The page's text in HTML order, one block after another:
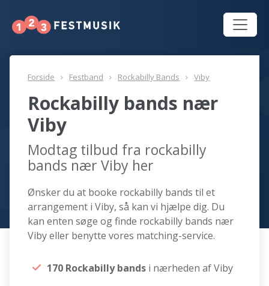
Forside Festband Rockabilly Bands Viby
Rockabilly bands nær
Viby
Modtag tilbud fra rockabilly
bands nær Viby her
Ønsker du at booke rockabilly bands til et
arrangement i Viby, så kan vi hjælpe dig. Du
kan enten søge og finde rockabilly bands nær
Viby eller benytte vores matching-service.
170 Rockabilly bands i nærheden af Viby